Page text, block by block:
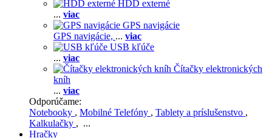
HDD externé
... viac
GPS navigácie
GPS navigácie, ... viac
USB kľúče
... viac
Čítačky elektronických
kníh
... viac
Odporúčame:
Notebooky , Mobilné Telefóny , Tablety a príslušenstvo ,
Kalkulačky , ...
Hračky